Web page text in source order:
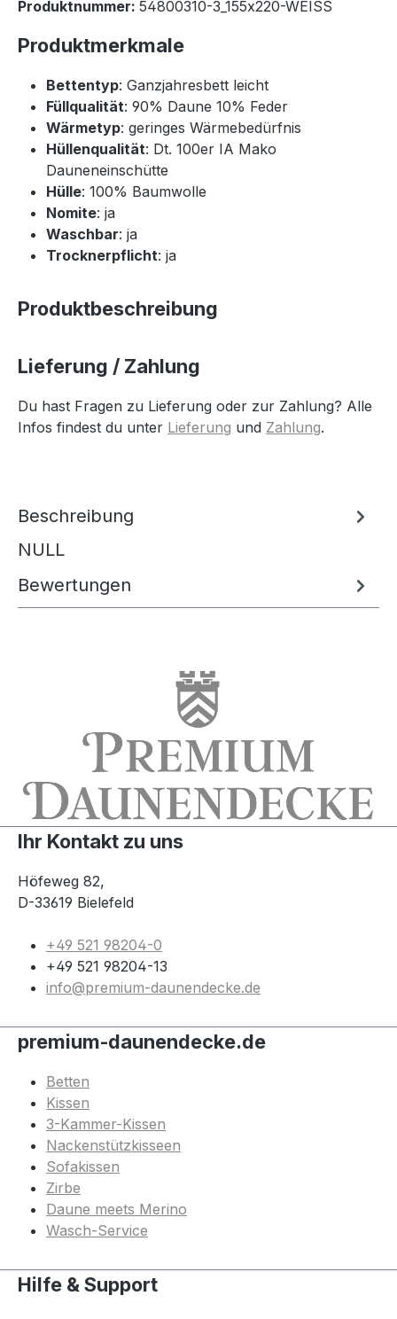
Produktnummer: 54800310-3_155x220-WEISS
Produktmerkmale
Bettentyp: Ganzjahresbett leicht
Füllqualität: 90% Daune 10% Feder
Wärmetyp: geringes Wärmebedürfnis
Hüllenqualität: Dt. 100er IA Mako
Dauneneinschütte
Hülle: 100% Baumwolle
Nomite: ja
Waschbar: ja
Trocknerpflicht: ja
Produktbeschreibung
Lieferung / Zahlung
Du hast Fragen zu Lieferung oder zur Zahlung? Alle
Infos findest du unter Lieferung und Zahlung.
Beschreibung
NULL
Bewertungen
Ihr Kontakt zu uns
Höfeweg 82,
D-33619 Bielefeld
+49 521 98204-0
+49 521 98204-13
info@premium-daunendecke.de
premium-daunendecke.de
Betten
Kissen
3-Kammer-Kissen
Nackenstützkisseen
Sofakissen
Zirbe
Daune meets Merino
Wasch-Service
Hilfe & Support